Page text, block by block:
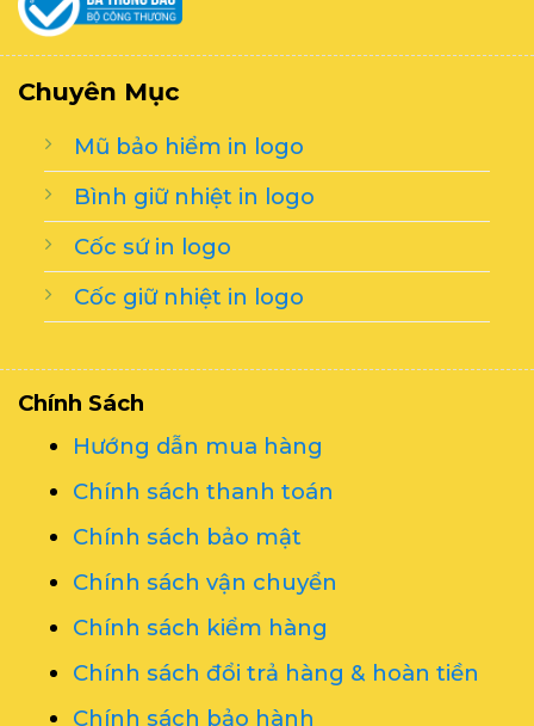
Chuyên Mục
Mũ bảo hiểm in logo
Bình giữ nhiệt in logo
Cốc sứ in logo
Cốc giữ nhiệt in logo
Chính Sách
Hướng dẫn mua hàng
Chính sách thanh toán
Chính sách bảo mật
Chính sách vận chuyển
Chính sách kiểm hàng
Chính sách đổi trả hàng & hoàn tiền
Chính sách bảo hành